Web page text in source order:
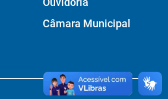
Câmara Municipal